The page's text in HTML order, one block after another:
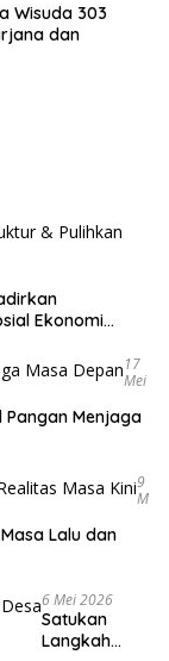
Wisuda 303
dan
Ekonomi
17
Mei
Pangan Menjaga
9
M
Lalu dan
6 Mei 2026
Satukan
Langkah